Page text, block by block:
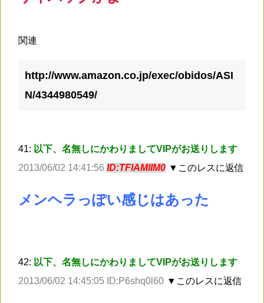
関連
http://www.amazon.co.jp/exec/obidos/ASI
N/4344980549/
41: 以下、名無しにかわりましてVIPがお送りします
2013/06/02 14:41:56 ID:TFlAMlIM0 ▼このレスに返信
メンヘラっぽい感じはあった
42: 以下、名無しにかわりましてVIPがお送りします
2013/06/02 14:45:05 ID:P6shq0l60 ▼このレスに返信